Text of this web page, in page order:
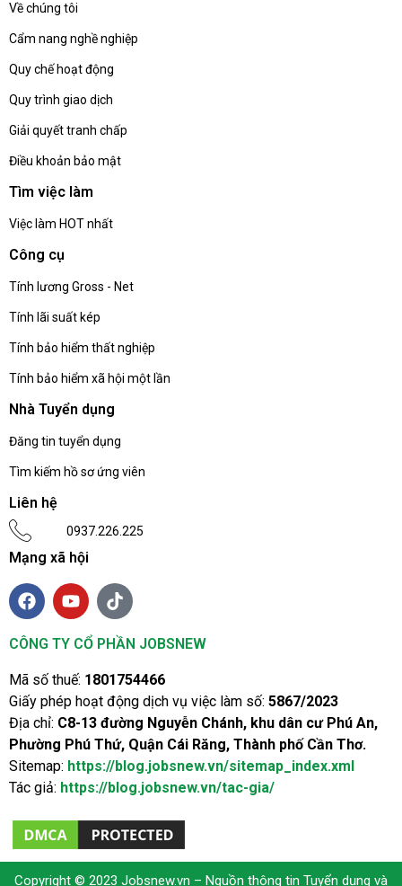
Về chúng tôi
Cẩm nang nghề nghiệp
Quy chế hoạt động
Quy trình giao dịch
Giải quyết tranh chấp
Điều khoản bảo mật
Tìm việc làm
Việc làm HOT nhất
Công cụ
Tính lương Gross - Net
Tính lãi suất kép
Tính bảo hiểm thất nghiệp
Tính bảo hiểm xã hội một lần
Nhà Tuyển dụng
Đăng tin tuyển dụng
Tìm kiếm hồ sơ ứng viên
Liên hệ
0937.226.225
Mạng xã hội
CÔNG TY CỔ PHẦN JOBSNEW
Mã số thuế: 1801754466
Giấy phép hoạt động dịch vụ việc làm số: 5867/2023
Địa chỉ: C8-13 đường Nguyễn Chánh, khu dân cư Phú An,
Phường Phú Thứ, Quận Cái Răng, Thành phố Cần Thơ.
Sitemap: https://blog.jobsnew.vn/sitemap_index.xml
Tác giả: https://blog.jobsnew.vn/tac-gia/
Copyright © 2023 Jobsnew.vn – Nguồn thông tin Tuyển dụng và